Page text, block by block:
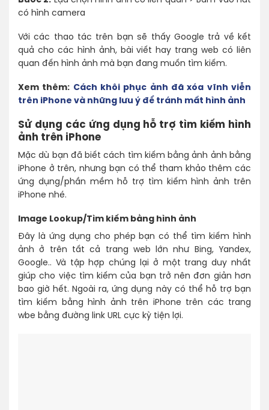
có hình camera
Với các thao tác trên bạn sẽ thấy Google trả về kết
quả cho các hình ảnh, bài viết hay trang web có liên
quan đến hình ảnh mà bạn đang muốn tìm kiếm.
Xem thêm: Cách khôi phục ảnh đã xóa vĩnh viễn
trên iPhone và những lưu ý để tránh mất hình ảnh
Sử dụng các ứng dụng hỗ trợ tìm kiếm hình
ảnh trên iPhone
Mặc dù bạn đã biết cách tìm kiếm bằng ảnh ảnh bằng
iPhone ở trên, nhưng bạn có thể tham khảo thêm các
ứng dụng/phần mềm hỗ trợ tìm kiếm hình ảnh trên
iPhone nhé.
Image Lookup/Tìm kiếm bằng hình ảnh
Đây là ứng dụng cho phép bạn có thể tìm kiếm hình
ảnh ở trên tất cả trang web lớn như Bing, Yandex,
Google.. Và tập hợp chúng lại ở một trang duy nhất
giúp cho việc tìm kiếm của bạn trở nên đơn giản hơn
bao giờ hết. Ngoài ra, ứng dụng này có thể hỗ trợ bạn
tìm kiếm bằng hình ảnh trên iPhone trên các trang
wbe bằng đường link URL cực kỳ tiện lợi.